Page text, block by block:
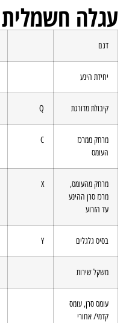
עגלה חשמלית F4
דגם
יחידת הינע
קיבולת מדורגת Q
מרחק ממרכז
העומס
C
מרחק מהעומס,
מרכז סרן ההינע
עד הזרוע
X
בסיס גלגלים Y
משקל שירות
עומס סרן, עומס
קדמי/ אחורי